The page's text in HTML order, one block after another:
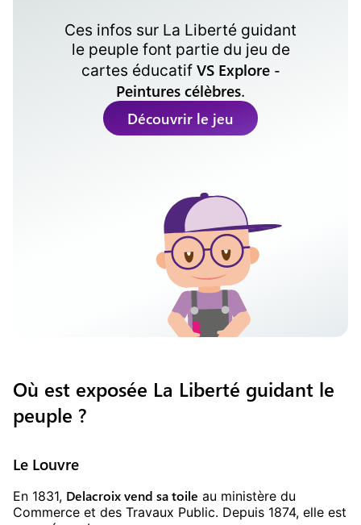
Ces infos sur La Liberté guidant
le peuple font partie du jeu de
cartes éducatif VS Explore -
Peintures célèbres.
Découvrir le jeu
Où est exposée La Liberté guidant le
peuple ?
Le Louvre
En 1831, Delacroix vend sa toile au ministère du
Commerce et des Travaux Public. Depuis 1874, elle est